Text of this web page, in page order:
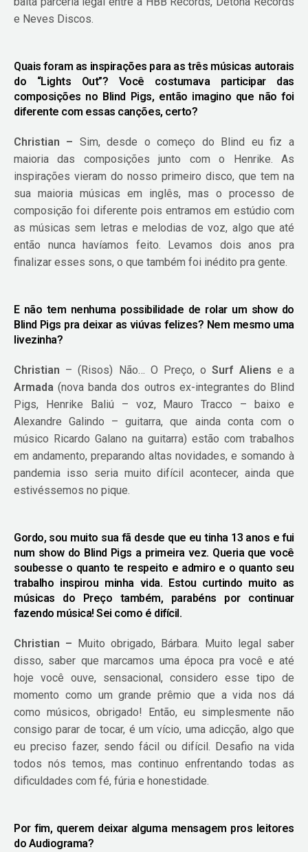
e Neves Discos.
Quais foram as inspirações para as três músicas autorais
do “Lights Out”? Você costumava participar das
composições no Blind Pigs, então imagino que não foi
diferente com essas canções, certo?
Christian – Sim, desde o começo do Blind eu fiz a
maioria das composições junto com o Henrike. As
inspirações vieram do nosso primeiro disco, que tem na
sua maioria músicas em inglês, mas o processo de
composição foi diferente pois entramos em estúdio com
as músicas sem letras e melodias de voz, algo que até
então nunca havíamos feito. Levamos dois anos pra
finalizar esses sons, o que também foi inédito pra gente.
E não tem nenhuma possibilidade de rolar um show do
Blind Pigs pra deixar as viúvas felizes? Nem mesmo uma
livezinha?
Christian – (Risos) Não… O Preço, oSurf Aliens e a
Armada (nova banda dos outros ex-integrantes do Blind
Pigs, Henrike Baliú – voz, Mauro Tracco – baixo e
Alexandre Galindo – guitarra, que ainda conta com o
músico Ricardo Galano na guitarra) estão com trabalhos
em andamento, preparando altas novidades, e somando à
pandemia isso seria muito difícil acontecer, ainda que
estivéssemos no pique.
Gordo, sou muito sua fã desde que eu tinha 13 anos e fui
num show do Blind Pigs a primeira vez. Queria que você
soubesse o quanto te respeito e admiro e o quanto seu
trabalho inspirou minha vida. Estou curtindo muito as
músicas do Preço também, parabéns por continuar
fazendo música! Sei como é difícil.
Christian – Muito obrigado, Bárbara. Muito legal saber
disso, saber que marcamos uma época pra você e até
hoje você ouve, sensacional, considero esse tipo de
momento como um grande prêmio que a vida nos dá
como músicos, obrigado! Então, eu simplesmente não
consigo parar de tocar, é um vício, uma adicção, algo que
eu preciso fazer, sendo fácil ou difícil. Desafio na vida
todos nós temos, mas continuo enfrentando todas as
dificuldades com fé, fúria e honestidade.
Por fim, querem deixar alguma mensagem pros leitores
do Audiograma?